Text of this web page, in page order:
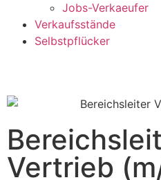
Jobs-Verkaeufer
Verkaufsstände
Selbstpflücker
Vertrieb